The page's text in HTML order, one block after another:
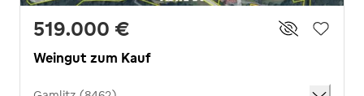
519.000 €
Weingut zum Kauf